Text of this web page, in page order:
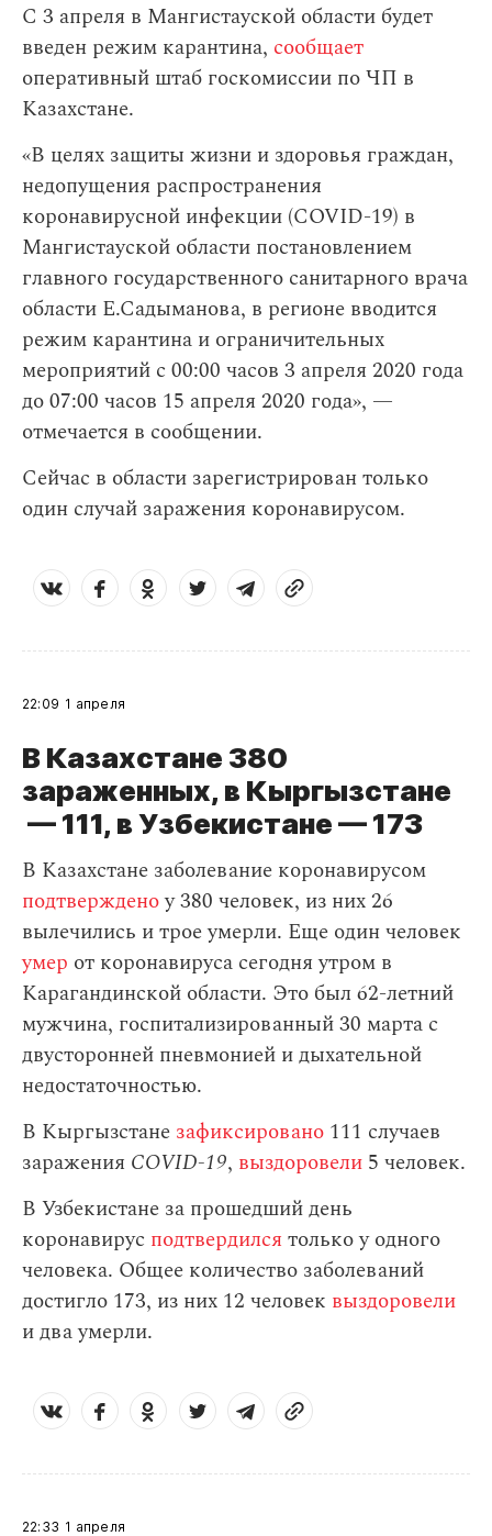
С 3 апреля в Мангистауской области будет
введен режим карантина, сообщает
оперативный штаб госкомиссии по ЧП в
Казахстане.
«В целях защиты жизни и здоровья граждан,
недопущения распространения
коронавирусной инфекции (COVID-19) в
Мангистауской области постановлением
главного государственного санитарного врача
области Е.Садыманова, в регионе вводится
режим карантина и ограничительных
мероприятий с 00:00 часов 3 апреля 2020 года
до 07:00 часов 15 апреля 2020 года», —
отмечается в сообщении.
Сейчас в области зарегистрирован только
один случай заражения коронавирусом.
22:09 1 апреля
В Казахстане 380
зараженных, в Кыргызстане
— 111, в Узбекистане — 173
В Казахстане заболевание коронавирусом
подтвержденоу 380 человек, из них 26
вылечились и трое умерли. Еще один человек
умер от коронавируса сегодня утром в
Карагандинской области. Это был 62-летний
мужчина, госпитализированный 30 марта с
двусторонней пневмонией и дыхательной
недостаточностью.
В Кыргызстане зафиксировано 111 случаев
заражения СOVID-19, выздоровели 5 человек.
В Узбекистане за прошедший день
коронавирус подтвердился только у одного
человека. Общее количество заболеваний
достигло 173, из них 12 человек выздоровели
и два умерли.
22:33 1 апреля